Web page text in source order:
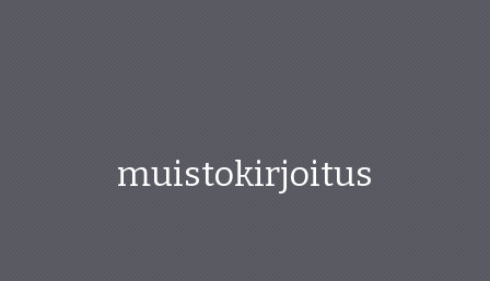
muistokirjoitus